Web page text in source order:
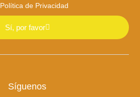
Política de Privacidad
Sí, por favor
Síguenos